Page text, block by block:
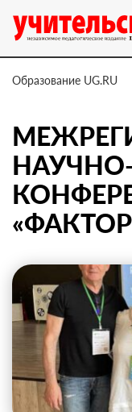
Образование UG.RU